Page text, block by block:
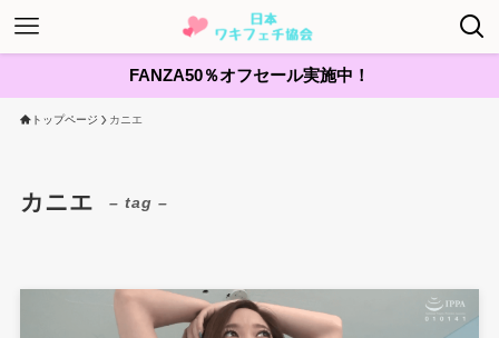
FANZA50％オフセール実施中！
トップページ カニエ
カニエ – tag –